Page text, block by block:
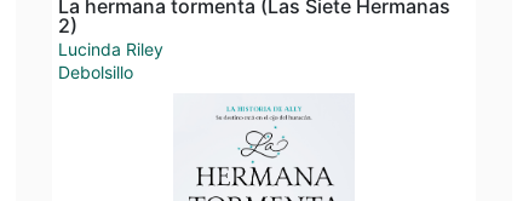
La hermana tormenta (Las Siete Hermanas
2)
Lucinda Riley
Debolsillo